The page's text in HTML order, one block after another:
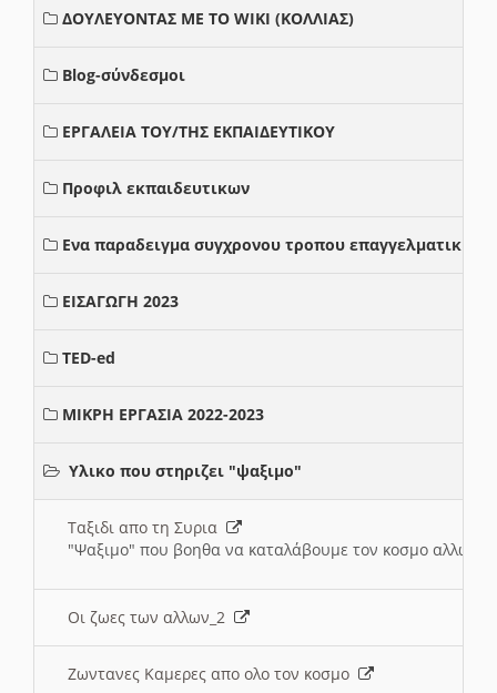
ΔΟΥΛΕΥΟΝΤΑΣ ΜΕ ΤΟ WIKI (ΚΟΛΛΙΑΣ)
Blog-σύνδεσμοι
ΕΡΓΑΛΕΙΑ ΤΟΥ/ΤΗΣ ΕΚΠΑΙΔΕΥΤΙΚΟΥ
Προφιλ εκπαιδευτικων
Ενα παραδειγμα συγχρονου τροπου επαγγελματικης
ΕΙΣΑΓΩΓΗ 2023
TED-ed
ΜΙΚΡΗ ΕΡΓΑΣΙΑ 2022-2023
Υλικο που στηριζει "ψαξιμο"
Ταξιδι απο τη Συρια
"Ψαξιμο" που βοηθα να καταλάβουμε τον κοσμο αλλων
Οι ζωες των αλλων_2
Ζωντανες Καμερες απο ολο τον κοσμο